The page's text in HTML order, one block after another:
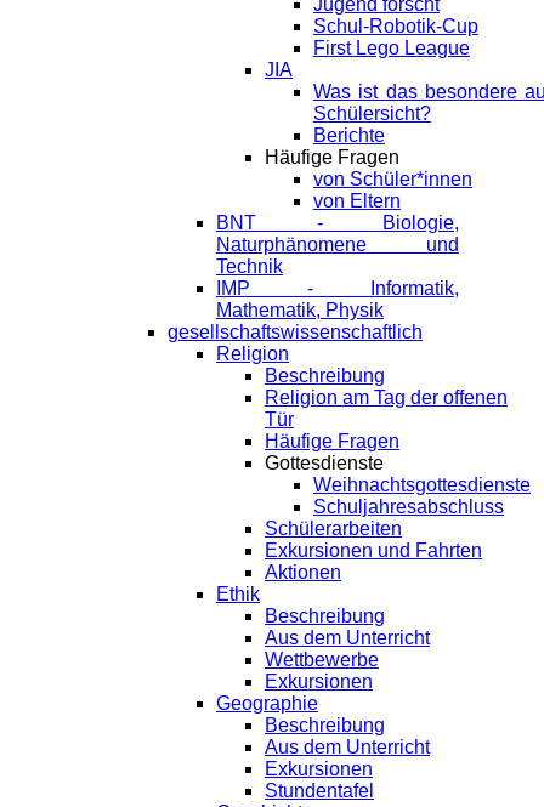
Jugend forscht
Schul-Robotik-Cup
First Lego League
JIA
Was ist das besondere
Schülersicht?
Berichte
Häufige Fragen
von Schüler*innen
von Eltern
BNT - Biologie,
Naturphänomene und
Technik
IMP - Informatik,
Mathematik, Physik
gesellschaftswissenschaftlich
Religion
Beschreibung
Religion am Tag der offenen
Tür
Häufige Fragen
Gottesdienste
Weihnachtsgottesdienste
Schuljahresabschluss
Schülerarbeiten
Exkursionen und Fahrten
Aktionen
Ethik
Beschreibung
Aus dem Unterricht
Wettbewerbe
Exkursionen
Geographie
Beschreibung
Aus dem Unterricht
Exkursionen
Stundentafel